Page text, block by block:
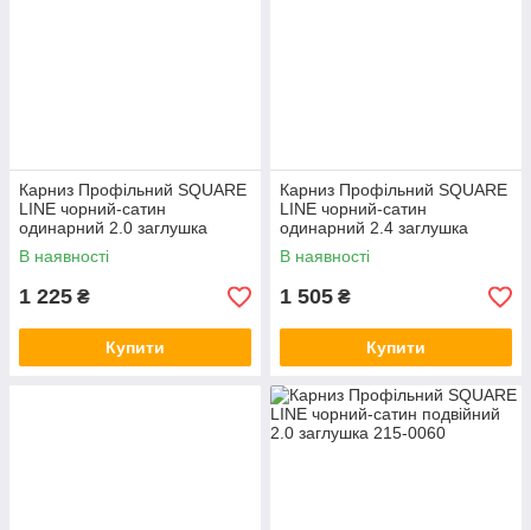
Карниз Профільний SQUARE
LINE чорний-сатин
одинарний 2.0 заглушка
В наявності
1 225 ₴
Купити
Карниз Профільний SQUARE
LINE чорний-сатин
одинарний 2.4 заглушка
В наявності
1 505 ₴
Купити